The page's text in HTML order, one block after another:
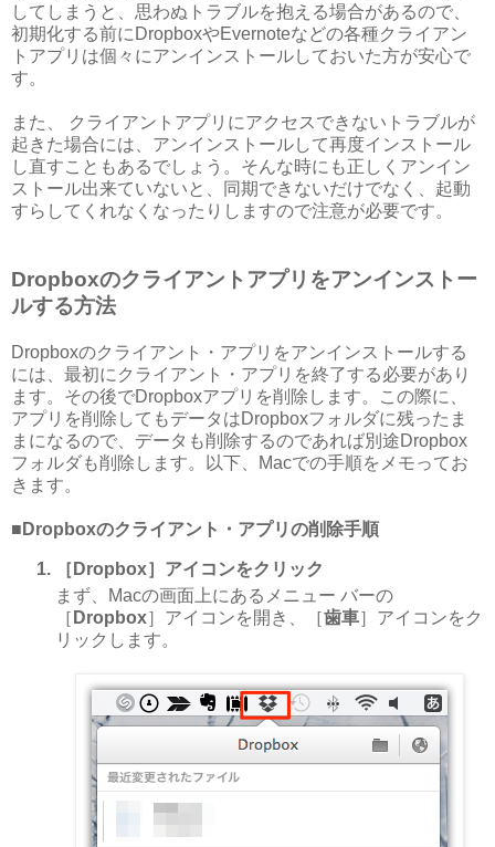
してしまうと、思わぬトラブルを抱える場合があるので、
初期化する前にDropboxやEvernoteなどの各種クライアン
トアプリは個々にアンインストールしておいた方が安心で
す。
また、 クライアントアプリにアクセスできないトラブルが
起きた場合には、アンインストールして再度インストール
し直すこともあるでしょう。そんな時にも正しくアンイン
ストール出来ていないと、同期できないだけでなく、起動
すらしてくれなくなったりしますので注意が必要です。
Dropboxのクライアントアプリをアンインストー
ルする方法
Dropboxのクライアント・アプリをアンインストールする
には、最初にクライアント・アプリを終了する必要があり
ます。その後でDropboxアプリを削除します。この際に、
アプリを削除してもデータはDropboxフォルダに残ったま
まになるので、データも削除するのであれば別途Dropbox
フォルダも削除します。以下、Macでの手順をメモってお
きます。
■Dropboxのクライアント・アプリの削除手順
［Dropbox］アイコンをクリック
まず、Macの画面上にあるメニュー バーの
［ Dropbox］アイコンを開き、［歯車］アイコンをク
リックします。